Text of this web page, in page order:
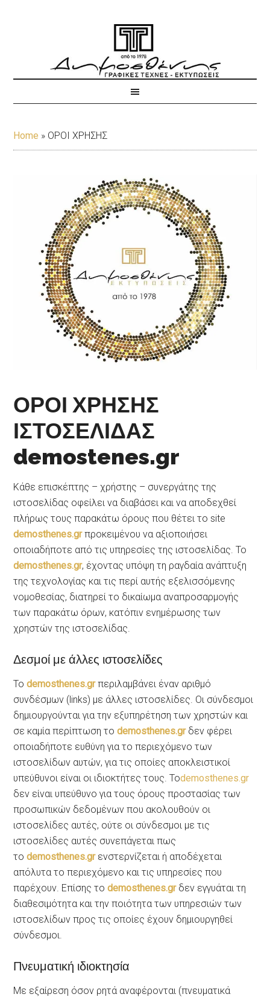
Home » ΟΡΟΙ ΧΡΗΣΗΣ
ΟΡΟΙ ΧΡΗΣΗΣ
ΙΣΤΟΣΕΛΙΔΑΣ
demostenes.gr
Κάθε επισκέπτης – χρήστης – συνεργάτης της
ιστοσελίδας οφείλει να διαβάσει και να αποδεχθεί
πλήρως τους παρακάτω όρους που θέτει το site
demosthenes.grπροκειμένου να αξιοποιήσει
οποιαδήποτε από τις υπηρεσίες της ιστοσελίδας. Το
demosthenes.gr, έχοντας υπόψη τη ραγδαία ανάπτυξη
της τεχνολογίας και τις περί αυτής εξελισσόμενης
νομοθεσίας, διατηρεί το δικαίωμα αναπροσαρμογής
των παρακάτω όρων, κατόπιν ενημέρωσης των
χρηστών της ιστοσελίδας.
Δεσμοί με άλλες ιστοσελίδες
Τοdemosthenes.grπεριλαμβάνει έναν αριθμό
συνδέσμων (links) με άλλες ιστοσελίδες. Οι σύνδεσμοι
δημιουργούνται για την εξυπηρέτηση των χρηστών και
σε καμία περίπτωση τοdemosthenes.grδεν φέρει
οποιαδήποτε ευθύνη για το περιεχόμενο των
ιστοσελίδων αυτών, για τις οποίες αποκλειστικοί
υπεύθυνοι είναι οι ιδιοκτήτες τους. Τοdemosthenes.gr
δεν είναι υπεύθυνο για τους όρους προστασίας των
προσωπικών δεδομένων που ακολουθούν οι
ιστοσελίδες αυτές, ούτε οι σύνδεσμοι με τις
ιστοσελίδες αυτές συνεπάγεται πως
τοdemosthenes.grενστερνίζεται ή αποδέχεται
απόλυτα το περιεχόμενο και τις υπηρεσίες που
παρέχουν. Επίσης τοdemosthenes.grδεν εγγυάται τη
διαθεσιμότητα και την ποιότητα των υπηρεσιών των
ιστοσελίδων προς τις οποίες έχουν δημιουργηθεί
σύνδεσμοι.
Πνευματική ιδιοκτησία
Με εξαίρεση όσον ρητά αναφέρονται (πνευματικά